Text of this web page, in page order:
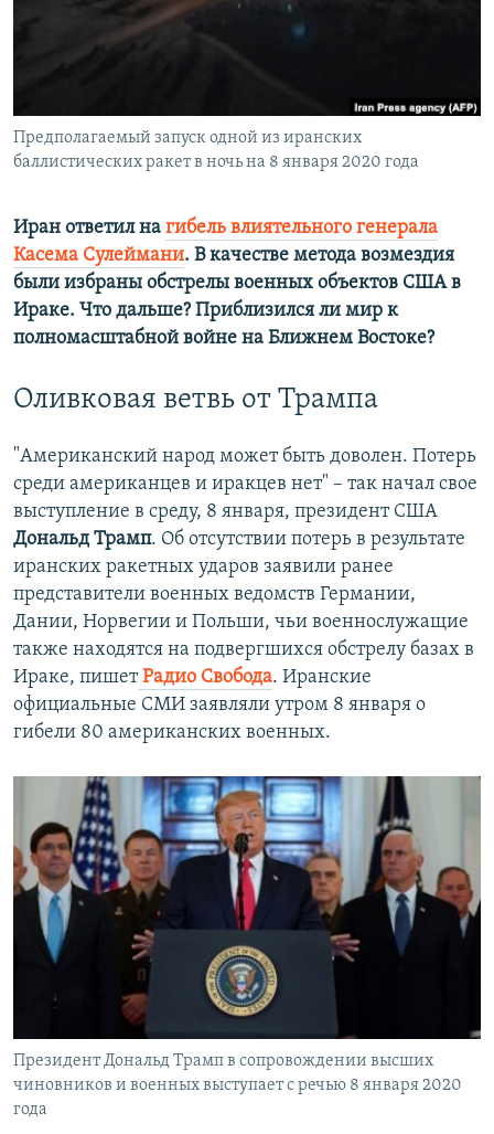
ПОБЕДИТЕЛЕЙ НЕ СУДЯТ?
КРЫМ.НЕПОКОРЕННЫЙ
УКРАИНСКАЯ ПРОБЛЕМА КРЫМА
ПРИСОЕДИНЯЙТЕСЬ!
Все сайты RFE/RL
Предполагаемый запуск одной из иранских
баллистических ракет в ночь на 8 января 2020 года
Иран ответил на гибель влиятельного генерала
Касема Сулеймани. В качестве метода возмездия
были избраны обстрелы военных объектов США в
Ираке. Что дальше? Приблизился ли мир к
полномасштабной войне на Ближнем Востоке?
Оливковая ветвь от Трампа
"Американский народ может быть доволен. Потерь
среди американцев и иракцев нет" – так начал свое
выступление в среду, 8 января, президент США
Дональд Трамп. Об отсутствии потерь в результате
иранских ракетных ударов заявили ранее
представители военных ведомств Германии,
Дании, Норвегии и Польши, чьи военнослужащие
также находятся на подвергшихся обстрелу базах в
Ираке, пишетРадио Свобода. Иранские
официальные СМИ заявляли утром 8 января о
гибели 80 американских военных.
Президент Дональд Трамп в сопровождении высших
чиновников и военных выступает с речью 8 января 2020
года